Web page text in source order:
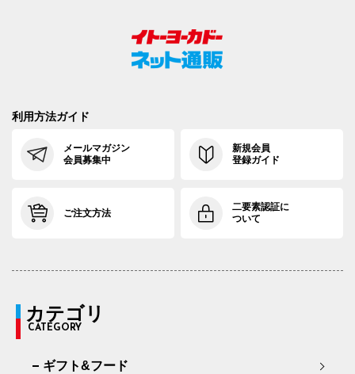
利用方法ガイド
メールマガジン
会員募集中
新規会員
登録ガイド
ご注文方法
二要素認証に
ついて
カテゴリ
CATEGORY
ギフト&フード